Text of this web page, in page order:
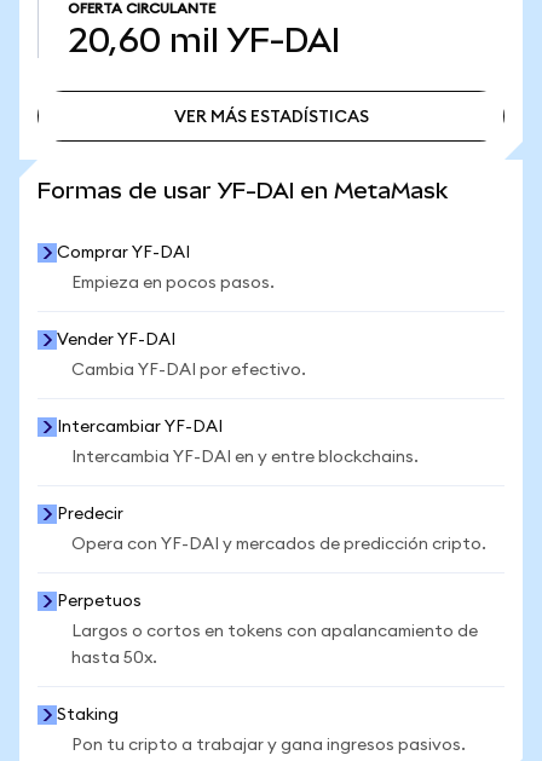
OFERTA CIRCULANTE
20,60 mil YF-DAI
VER MÁS ESTADÍSTICAS
Formas de usar YF-DAI en MetaMask
Comprar YF-DAI
Empieza en pocos pasos.
Vender YF-DAI
Cambia YF-DAI por efectivo.
Intercambiar YF-DAI
Intercambia YF-DAI en y entre blockchains.
Predecir
Opera con YF-DAI y mercados de predicción cripto.
Perpetuos
Largos o cortos en tokens con apalancamiento de
hasta 50x.
Staking
Pon tu cripto a trabajar y gana ingresos pasivos.